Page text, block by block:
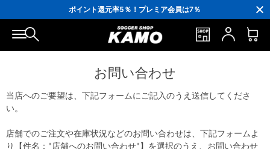
ポイント還元率5％！プレミア会員は7％
会員の方にはお誕生月に「10％OFFクーポン」プレゼント！
16,000円(税込)以上でシューズケースプレゼント！
3,300円(税込)以上で送料無料！
お問い合わせ
当店へのご要望は、下記フォームにご記入のうえ送信してくださ
い。
店舗でのご注文や在庫状況などのお問い合わせは、下記フォームよ
り【件名："店舗へのお問い合わせ"】を選択のうえ、お問い合わせ